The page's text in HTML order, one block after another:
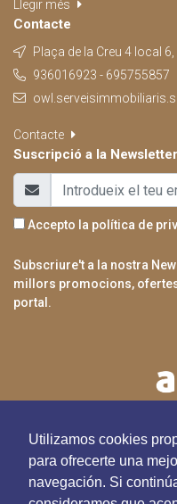
Utilizamos cookies
para ofrecerte una
navegación. Si
Llegir més
Contacte
Plaça de la Creu 4 local
936016923 - 695755857
Contacte
Suscripció a la Newsletter
Accepto la política de
Subscriure't a la nostra
millors promocions,
portal.